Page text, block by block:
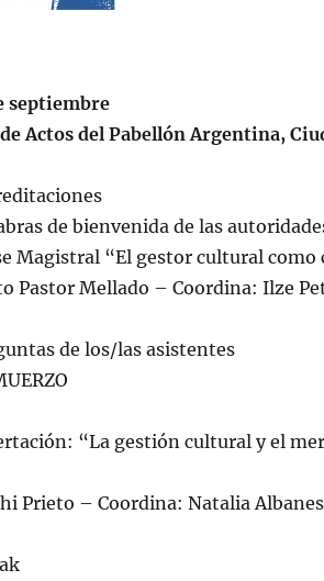
septiembre
Actos del Pabellón Argentina,
de bienvenida de las
Magistral “El gestor cultural como
Pastor Mellado – Coordina: Ilze
de los/las asistentes
“La gestión cultural y el
Prieto – Coordina: Natalia